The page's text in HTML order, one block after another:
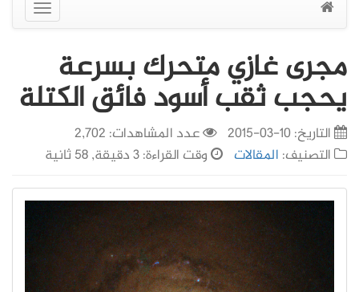
عرض
القائمة
مجرى غازي متحرك بسرعة
يحجب ثقب أسود فائق الكتلة
التاريخ:10-03-2015
عدد المشاهدات: 2,702
التصنيف: المقالات وقت القراءة: 3 دقيقة, 58 ثانية